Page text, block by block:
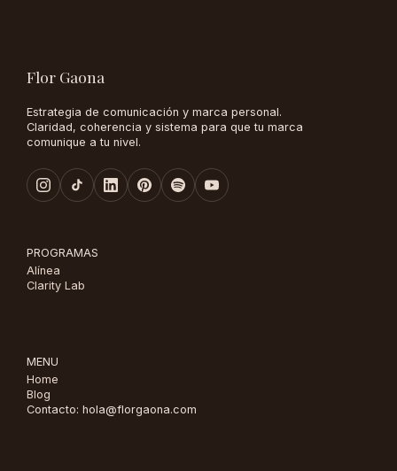
Flor Gaona
Estrategia de comunicación y marca personal.
Claridad, coherencia y sistema para que tu marca
comunique a tu nivel.
PROGRAMAS
Alínea
Clarity Lab
MENU
Home
Blog
Contacto: hola@florgaona.com